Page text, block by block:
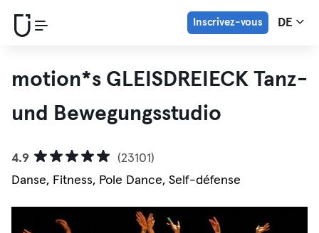
Inscrivez-vous DE
motion*s GLEISDREIECK Tanz-
und Bewegungsstudio
4.9
(23101)
Danse, Fitness, Pole Dance, Self-défense